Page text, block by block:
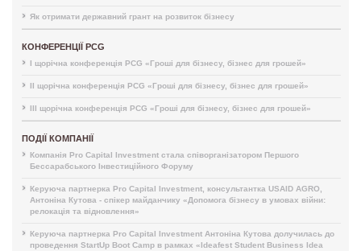
Як отримати державний грант на розвиток бізнесу
КОНФЕРЕНЦІЇ PCG
I щорічна конференція PCG «Гроші для бізнесу, бізнес для грошей»
II щорічна конференція PCG «Гроші для бізнесу, бізнес для грошей»
III щорічна конференція PCG «Гроші для бізнесу, бізнес для грошей»
ПОДІЇ КОМПАНІЇ
Компанія Pro Capital Investment стала співорганізатором Першого
Бессарабського Інвестиційного Форуму
Керуюча партнерка Pro Capital Investment, консультантка USAID AGRO,
Антоніна Кутова - спікер майданчику «Допомога бізнесу в умовах війни:
релокація та відновлення»
Керуюча партнерка Pro Capital Investment Антоніна Кутова долучилась до
проведення StartUp Boot Camp в рамках «Ideafest Student Business Idea